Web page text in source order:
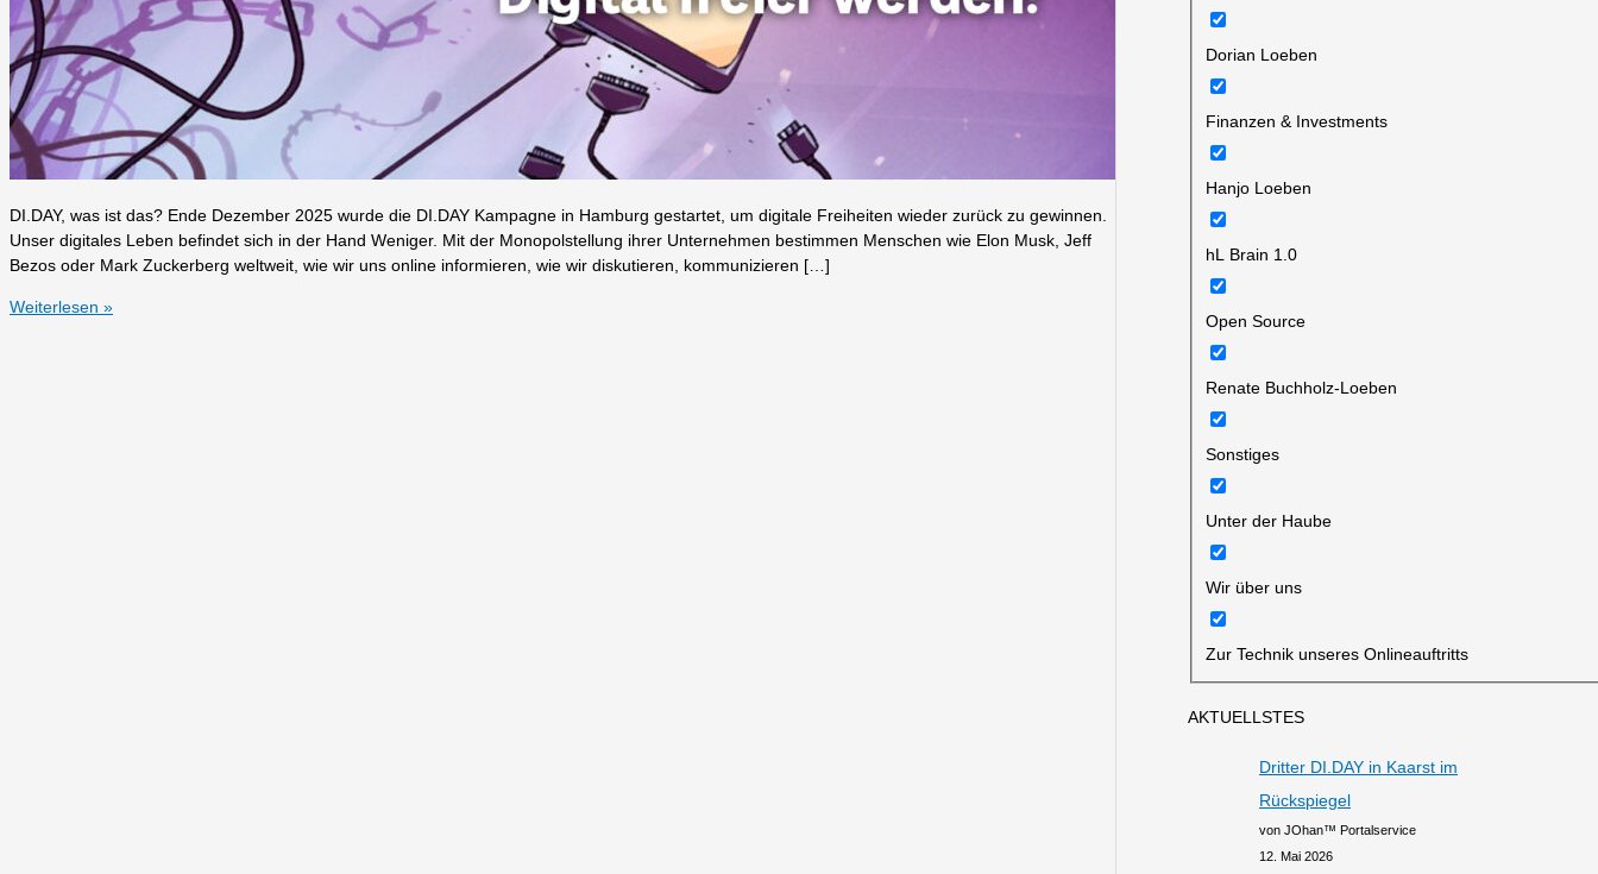
DI.DAY, was ist das? Ende Dezember 2025 wurde die DI.DAY Kampagne in Hamburg gestartet, um digitale Freiheiten wieder zurück zu gewinnen.
Unser digitales Leben befindet sich in der Hand Weniger. Mit der Monopolstellung ihrer Unternehmen bestimmen Menschen wie Elon Musk, Jeff
Bezos oder Mark Zuckerberg weltweit, wie wir uns online informieren, wie wir diskutieren, kommunizieren […]
Zweiter
Weiterlesen »
Dorian Loeben
Finanzen & Investments
Hanjo Loeben
hL Brain 1.0
Open Source
Renate Buchholz-Loeben
Sonstiges
Unter der Haube
Wir über uns
Zur Technik unseres Onlineauftritts
AKTUELLSTES
Dritter DI.DAY in Kaarst im
Rückspiegel
von JOhan™ Portalservice
12. Mai 2026